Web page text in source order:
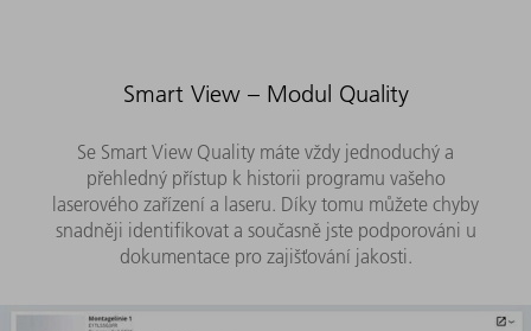
Smart View – Modul Quality
Se Smart View Quality máte vždy jednoduchý a
přehledný přístup k historii programu vašeho
laserového zařízení a laseru. Díky tomu můžete chyby
snadněji identifikovat a současně jste podporováni u
dokumentace pro zajišťování jakosti.